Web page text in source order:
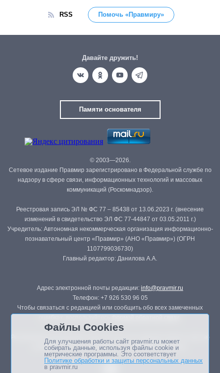
RSS Помочь «Правмиру»
Давайте дружить!
Памяти основателя
© 2003—2026.
Сетевое издание Правмир зарегистрировано в Федеральной службе по
надзору в сфере связи, информационных технологий и массовых
коммуникаций (Роскомнадзор).
Реестровая запись ЭЛ № ФС 77 – 85438 от 13.06.2023 г. (внесение
изменений в свидетельство ЭЛ ФС 77-44847 от 03.05.2011 г.)
Учредитель: Автономная некоммерческая организация информационно-
познавательный центр «Правмир» (АНО «Правмир») (ОГРН
1107799036730)
Главный редактор: Данилова А.А.
Адрес электронной почты редакции: info@pravmir.ru
Телефон: +7 926 530 96 05
Чтобы связаться с редакцией или сообщить обо всех замеченных
Републикация материалов сайта в печатных изданиях (книгах, прессе)
возможна только с письменного разрешения редакции.
Файлы Cookies
Для улучшения работы сайт pravmir.ru может
собирать данные, используя файлы cookie и
метрические программы. Это соответствует
Политике обработки и защиты персональных данных
в pravmir.ru